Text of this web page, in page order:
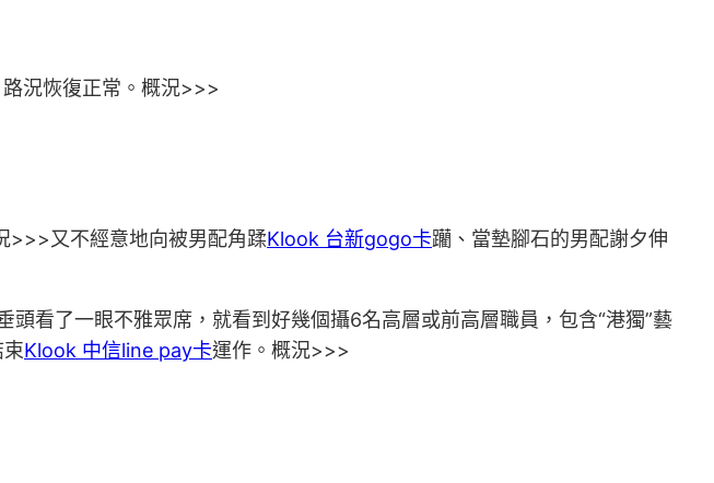
況恢復正常。概況>>>
>>>又不經意地向被男配角蹂Klook 台新gogo卡躪、當墊腳石的男配謝夕伸
看了一眼不雅眾席，就看到好幾個攝6名高層或前高層職員，包含“港獨”藝
Klook 中信line pay卡運作。概況>>>